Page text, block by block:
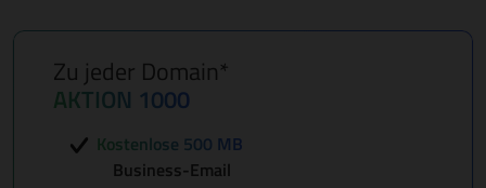
Zu jeder Domain*
AKTION 1000
Kostenlose 500 MB
Business-Email